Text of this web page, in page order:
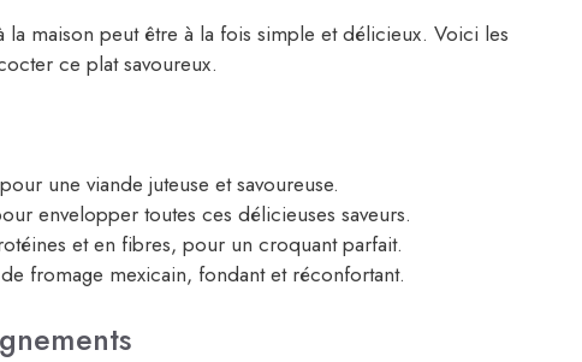
la maison peut être à la fois simple et délicieux. Voici les
ce plat savoureux.
une viande juteuse et savoureuse.
envelopper toutes ces délicieuses saveurs.
et en fibres, pour un croquant parfait.
fromage mexicain, fondant et réconfortant.